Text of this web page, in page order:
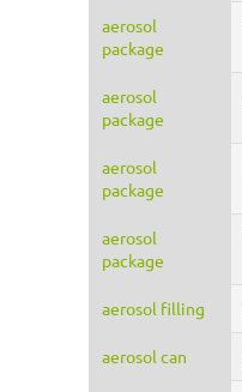
aerosol
package
aerosol
package
aerosol
package
aerosol
package
aerosol filling
aerosol can